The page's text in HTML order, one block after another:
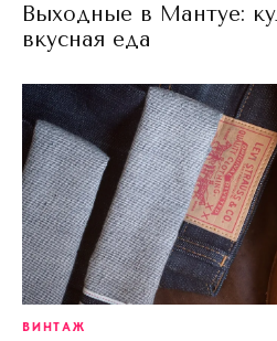
Выходные в Мантуе:
вкусная еда
ВИНТАЖ